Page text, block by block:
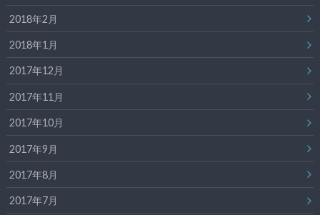
2018年2月
2018年1月
2017年12月
2017年11月
2017年10月
2017年9月
2017年8月
2017年7月